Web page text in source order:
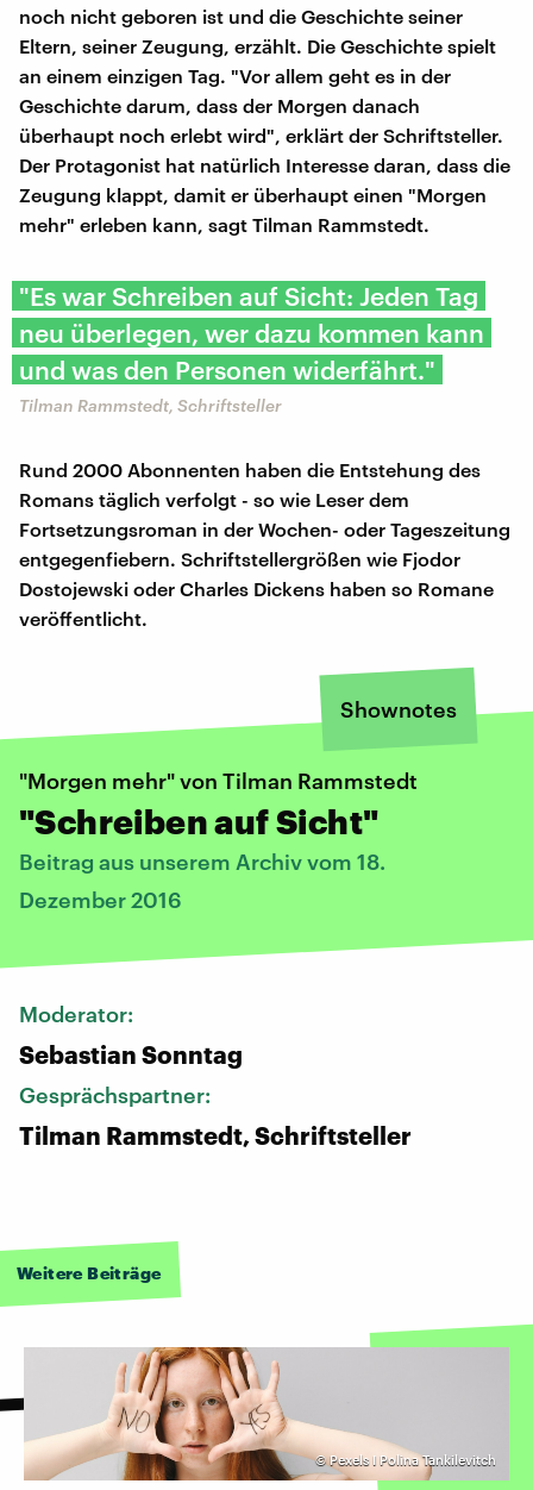
noch nicht geboren ist und die Geschichte seiner
Eltern, seiner Zeugung, erzählt. Die Geschichte spielt
an einem einzigen Tag. "Vor allem geht es in der
Geschichte darum, dass der Morgen danach
überhaupt noch erlebt wird", erklärt der Schriftsteller.
Der Protagonist hat natürlich Interesse daran, dass die
Zeugung klappt, damit er überhaupt einen "Morgen
mehr" erleben kann, sagt Tilman Rammstedt.
"Es war Schreiben auf Sicht: Jeden Tag
neu überlegen, wer dazu kommen kann
und was den Personen widerfährt."
Tilman Rammstedt, Schriftsteller
Rund 2000 Abonnenten haben die Entstehung des
Romans täglich verfolgt - so wie Leser dem
Fortsetzungsroman in der Wochen- oder Tageszeitung
entgegenfiebern. Schriftstellergrößen wie Fjodor
Dostojewski oder Charles Dickens haben so Romane
veröffentlicht.
Shownotes
"Morgen mehr" von Tilman Rammstedt
"Schreiben auf Sicht"
Beitrag aus unserem Archiv vom 18.
Dezember 2016
Moderator:
Sebastian Sonntag
Gesprächspartner:
Tilman Rammstedt, Schriftsteller
Weitere Beiträge
©Pexels I Polina Tankilevitch